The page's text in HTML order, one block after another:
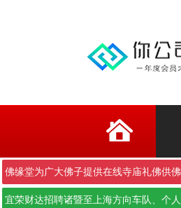
佛缘堂为广大佛子提供在线寺庙礼佛供
佛
宜荣财达招聘诸暨至上海方向车队、个